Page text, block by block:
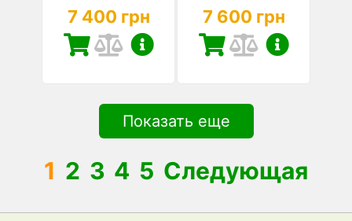
7 400 грн 7 600 грн
Показать еще
1 2 3 4 5 Следующая